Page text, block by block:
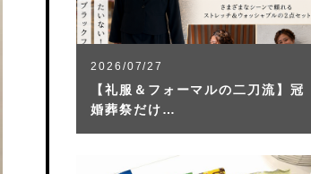
2026/07/27
【礼服＆フォーマルの二刀流】冠
婚葬祭だけ…